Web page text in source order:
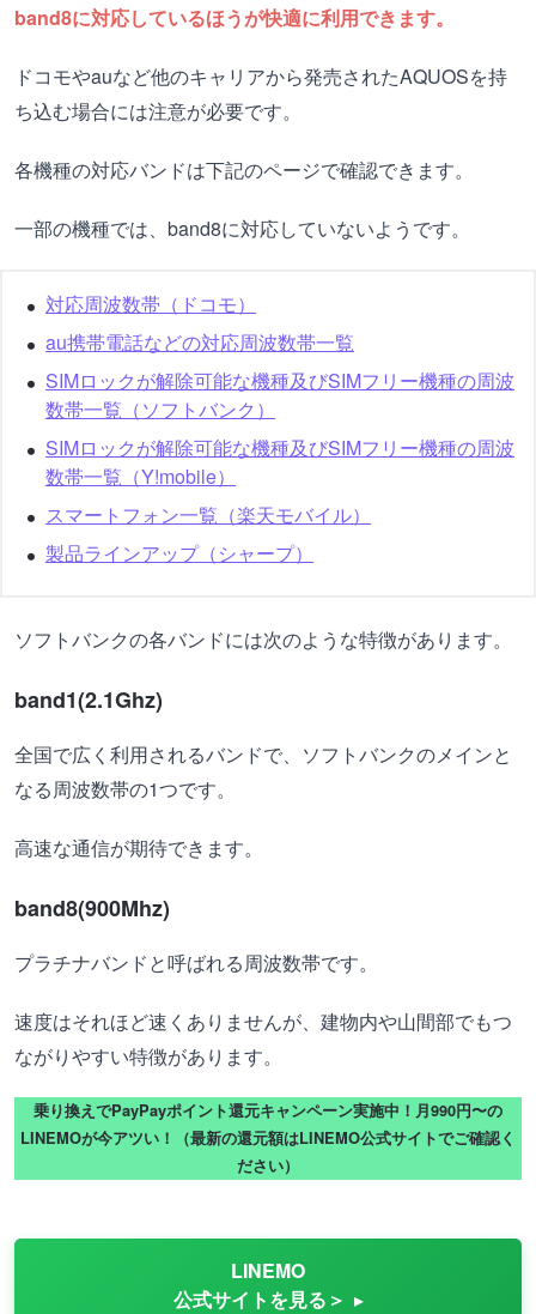
band8に対応しているほうが快適に利用できます。
ドコモやauなど他のキャリアから発売されたAQUOSを持
ち込む場合には注意が必要です。
各機種の対応バンドは下記のページで確認できます。
一部の機種では、band8に対応していないようです。
対応周波数帯（ドコモ）
au携帯電話などの対応周波数帯一覧
SIMロックが解除可能な機種及びSIMフリー機種の周波
数帯一覧（ソフトバンク）
SIMロックが解除可能な機種及びSIMフリー機種の周波
数帯一覧（Y!mobile）
スマートフォン一覧（楽天モバイル）
製品ラインアップ（シャープ）
ソフトバンクの各バンドには次のような特徴があります。
band1(2.1Ghz)
全国で広く利用されるバンドで、ソフトバンクのメインと
なる周波数帯の1つです。
高速な通信が期待できます。
band8(900Mhz)
プラチナバンドと呼ばれる周波数帯です。
速度はそれほど速くありませんが、建物内や山間部でもつ
ながりやすい特徴があります。
乗り換えでPayPayポイント還元キャンペーン実施中！月990円〜の
LINEMOが今アツい！（最新の還元額はLINEMO公式サイトでご確認く
ださい）
LINEMO
公式サイトを見る＞